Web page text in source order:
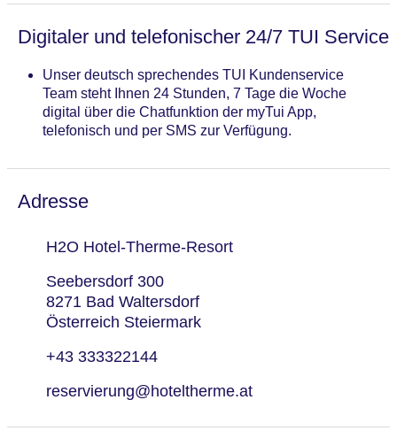
Solarium
Digitaler und telefonischer 24/7 TUI Service
Unser deutsch sprechendes TUI Kundenservice
Team steht Ihnen 24 Stunden, 7 Tage die Woche
digital über die Chatfunktion der myTui App,
telefonisch und per SMS zur Verfügung.
Adresse
H2O Hotel-Therme-Resort
Seebersdorf 300
8271 Bad Waltersdorf
Österreich Steiermark
+43 333322144
reservierung@hoteltherme.at